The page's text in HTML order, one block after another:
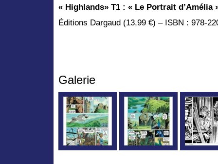
« Highlands» T1 : « Le Portrait d’Amélia
Éditions Dargaud (13,99 €) – ISBN : 978-
Galerie